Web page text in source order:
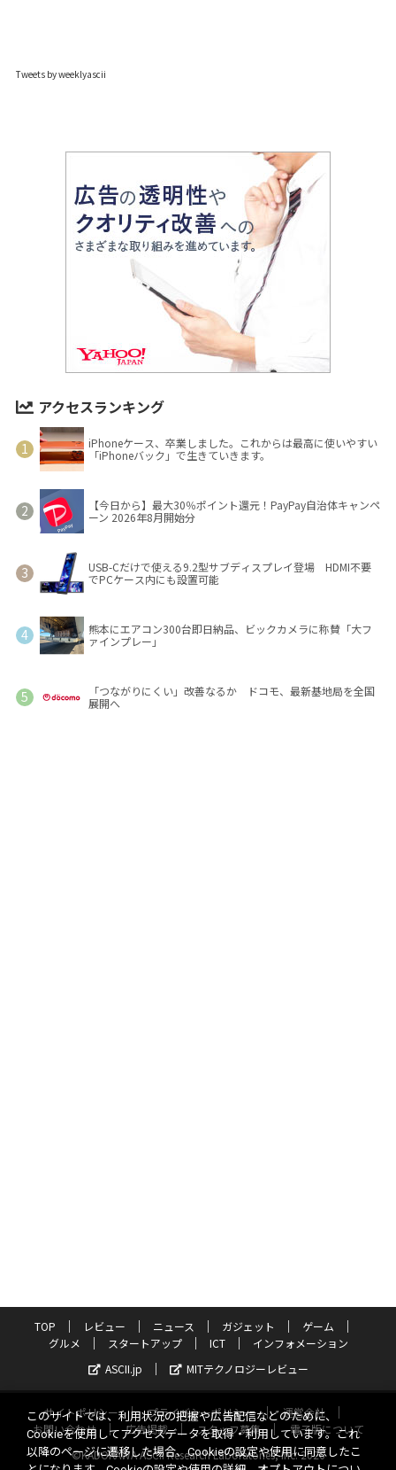
Tweets by weeklyascii
アクセスランキング
iPhoneケース、卒業しました。これからは最高に使いやすい
「iPhoneバック」で生きていきます。
【今日から】最大30％ポイント還元！PayPay自治体キャンペ
ーン 2026年8月開始分
USB-Cだけで使える9.2型サブディスプレイ登場 HDMI不要
でPCケース内にも設置可能
熊本にエアコン300台即日納品、ビックカメラに称賛「大フ
ァインプレー」
「つながりにくい」改善なるか ドコモ、最新基地局を全国
展開へ
TOP レビュー ニュース ガジェット
ゲーム
グルメ
スタートアップ ICT
インフォメーション
ASCII.jp
MITテクノロジーレビュー
サイトポリシー プライバシーポリシー
運営会社
お問い合わせ
広告掲載 スタッフ募集
電子版について
©KADOKAWA ASCII Research Laboratories, Inc. 2026
このサイトでは、利用状況の把握や広告配信などのために、
Cookieを使用してアクセスデータを取得・利用しています。これ
以降のページに遷移した場合、Cookieの設定や使用に同意したこ